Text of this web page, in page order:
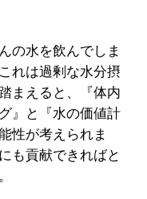
の水を飲んでしま
れは過剰な水分摂
まえると、『体内
』と『水の価値計
性が考えられま
も貢献できればと